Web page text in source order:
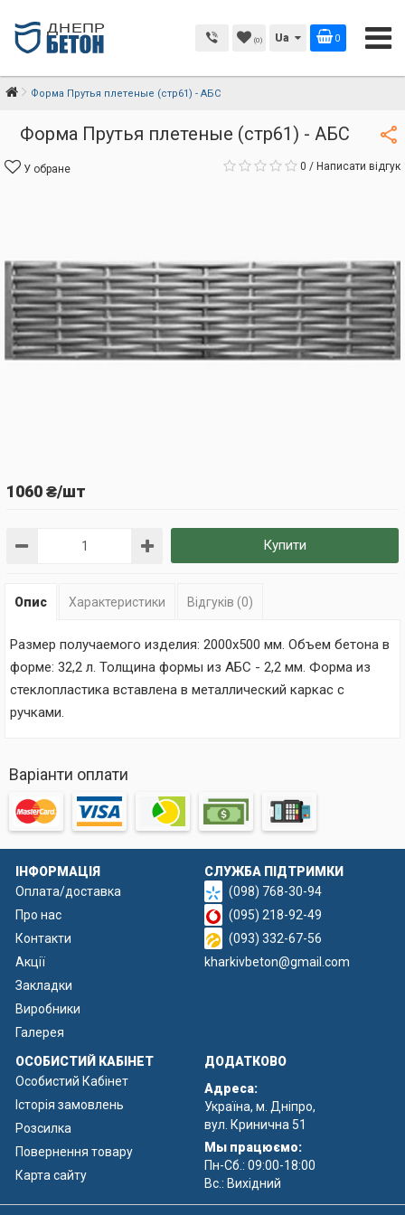
(0) Ua 0
Форма Прутья плетеные (стр61) - АБС
Форма Прутья плетеные (стр61) - АБС
У обране 0 / Написати відгук
1060 ₴/шт
Купити
Опис Характеристики Відгуків (0)
Размер получаемого изделия: 2000х500 мм. Объем бетона в
форме: 32,2 л. Толщина формы из АБС - 2,2 мм. Форма из
стеклопластика вставлена в металлический каркас с
ручками.
Варіанти оплати
ІНФОРМАЦІЯ
Оплата/доставка
Про нас
Контакти
Акції
Закладки
Виробники
Галерея
СЛУЖБА ПІДТРИМКИ
(098) 768-30-94
(095) 218-92-49
(093) 332-67-56
kharkivbeton@gmail.com
ОСОБИСТИЙ КАБІНЕТ
Особистий Кабінет
Історія замовлень
Розсилка
Повернення товару
Карта сайту
ДОДАТКОВО
Адреса:
Україна, м. Дніпро,
вул. Кринична 51
Мы працюємо:
Пн-Сб.: 09:00-18:00
Вс.: Вихідний